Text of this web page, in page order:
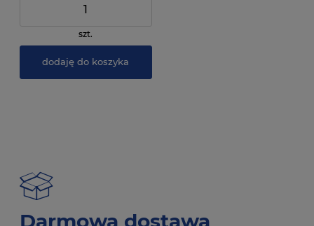
szt.
dodaję do koszyka
Darmowa dostawa